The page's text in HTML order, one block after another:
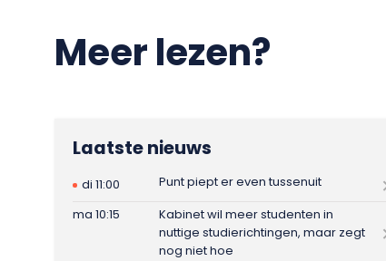
Meer lezen?
Laatste nieuws
di 11:00
Punt piept er even tussenuit
ma 10:15
Kabinet wil meer studenten in
nuttige studierichtingen, maar zegt
nog niet hoe